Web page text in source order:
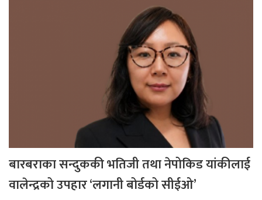
बारबराका सन्दुककी भतिजी तथा नेपोकिड यांकीलाई
वालेन्द्रको उपहार ‘लगानी बोर्डको सीईओ’